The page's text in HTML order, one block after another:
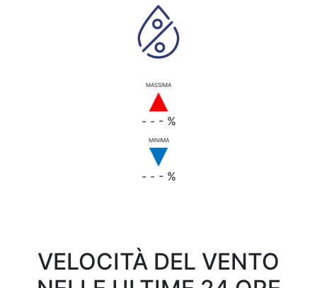
MASSIMA
- - - %
MINIMA
- - - %
VELOCITÀ DEL VENTO